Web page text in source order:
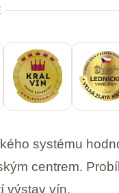
systému
centrem.
výstav vín.